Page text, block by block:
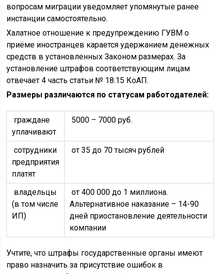
вопросам миграции уведомляет упомянутые ранее
инстанции самостоятельно.
Халатное отношение к предупреждению ГУВМ о
приёме иностранцев карается удержанием денежных
средств в установленных Законом размерах. За
установление штрафов соответствующим лицам
отвечает 4 часть статьи № 18.15 КоАП.
Размеры различаются по статусам работодателей:
граждане
уплачивают
5000 – 7000 руб.
сотрудники
предприятия
платят
от 35 до 70 тысяч рублей
владельцы
(в том числе
ИП)
от 400 000 до 1 миллиона.
Альтернативное наказание – 14-90
дней приостановление деятельности
компании
Учтите, что штрафы государственные органы имеют
право назначить за присутствие ошибок в